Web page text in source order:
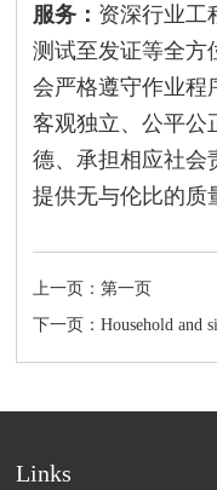
服务： 资深行业工
测试至发证等全方
会严格遵守作业程
客观独立、公平公
德、承担相应社会
提供无与伦比的质
上一页：第一页
下一页：Household and
Links